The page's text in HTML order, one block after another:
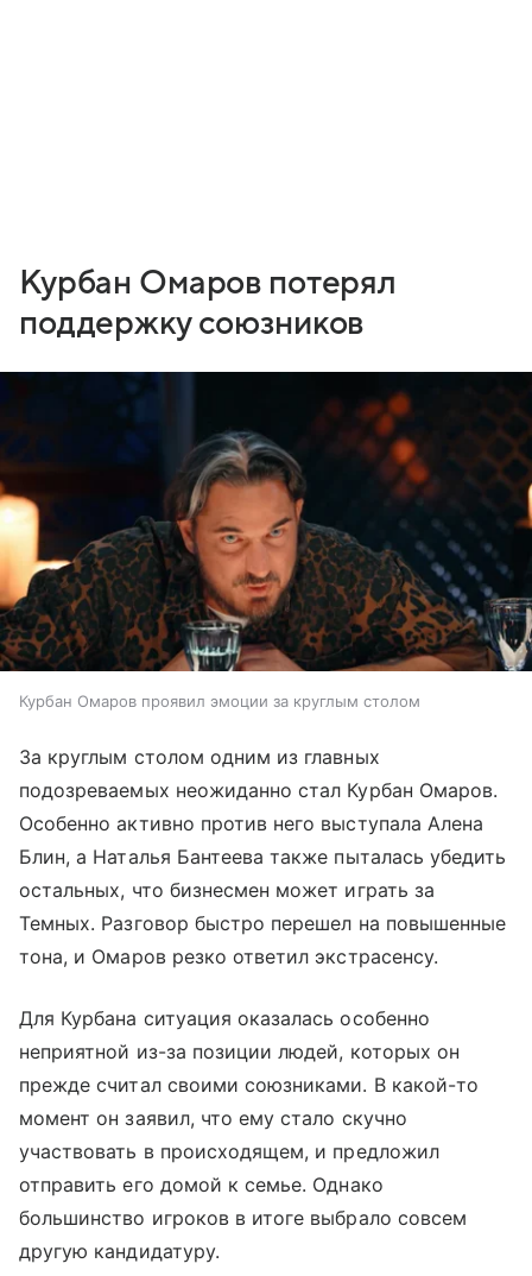
Курбан Омаров потерял
поддержку союзников
Курбан Омаров проявил эмоции за круглым столом
За круглым столом одним из главных
подозреваемых неожиданно стал Курбан Омаров.
Особенно активно против него выступала Алена
Блин, а Наталья Бантеева также пыталась убедить
остальных, что бизнесмен может играть за
Темных. Разговор быстро перешел на повышенные
тона, и Омаров резко ответил экстрасенсу.
Для Курбана ситуация оказалась особенно
неприятной из-за позиции людей, которых он
прежде считал своими союзниками. В какой-то
момент он заявил, что ему стало скучно
участвовать в происходящем, и предложил
отправить его домой к семье. Однако
большинство игроков в итоге выбрало совсем
другую кандидатуру.